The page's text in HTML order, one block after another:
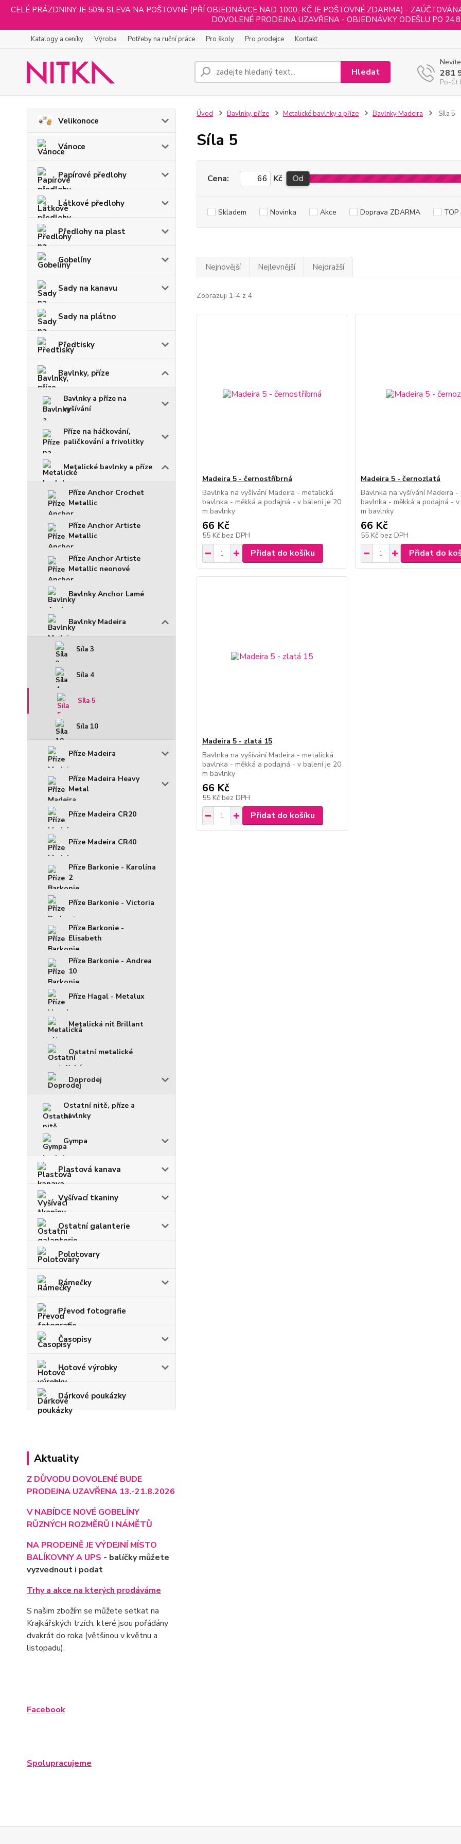
CELÉ PRÁZDNINY JE 50% SLEVA NA POŠTOVNÉ (PŘÍ OBJEDNÁVCE NAD 1000,-KČ JE POŠTOVNÉ ZDARMA) -
DOVOLENÉ PRODEJNA UZAVŘENA - OBJEDNÁVKY ODEŠLU PO
Katalogy a ceníky Výroba Potřeby na ruční práce Pro školy Pro prodejce Kontakt
Hledat 281
Po-Čt
Velikonoce
Vánoce
Papírové předlohy
Látkové předlohy
Předlohy na plast
Gobelíny
Sady na kanavu
Sady na plátno
Předtisky
Bavlnky, příze
Bavlnky a příze na
vyšívání
Příze na háčkování,
paličkování a frivolitky
Metalické bavlnky a příze
Příze Anchor Crochet
Metallic
Příze Anchor Artiste
Metallic
Příze Anchor Artiste
Metallic neonové
Bavlnky Anchor Lamé
Bavlnky Madeira
Síla 3
Síla 4
Síla 5
Síla 10
Příze Madeira
Příze Madeira Heavy
Metal
Příze Madeira CR20
Příze Madeira CR40
Příze Barkonie - Karolína
2
Příze Barkonie - Victoria
Příze Barkonie -
Elisabeth
Příze Barkonie - Andrea
10
Příze Hagal - Metalux
Metalická niť Brillant
Ostatní metalické
Doprodej
Ostatní nitě, příze a
bavlnky
Gympa
Plastová kanava
Vyšívací tkaniny
Ostatní galanterie
Polotovary
Rámečky
Převod fotografie
Časopisy
Hotové výrobky
Dárkové poukázky
Aktuality
Z DŮVODU DOVOLENÉ BUDE
PRODEJNA UZAVŘENA 13.-21.8.2026
V NABÍDCE NOVÉ GOBELÍNY
RŮZNÝCH ROZMĚRŮ I NÁMĚTŮ
NA PRODEJNĚ JE VÝDEJNÍ MÍSTO
BALÍKOVNY A UPS - balíčky můžete
vyzvednout i podat
Trhy a akce na kterých prodáváme
S našim zbožím se můžete setkat na
Krajkářských trzích, které jsou pořádány
dvakrát do roka (většinou v květnu a
listopadu).
Facebook
Spolupracujeme
Úvod Bavlnky, příze Metalické bavlnky a příze Bavlnky Madeira Síla 5
Síla 5
Cena: Kč Od
Skladem Novinka Akce Doprava ZDARMA
Nejnovější Nejlevnější Nejdražší
Zobrazuji 1-4 z 4
Madeira 5 - černostříbrná
Bavlnka na vyšívání Madeira - metalická
bavlnka - měkká a podajná - v balení je 20
m bavlnky
66 Kč
55 Kč bez DPH
Přidat do košíku
Madeira 5 - černozlatá
Bavlnka na vyšívání Madeira -
bavlnka - měkká a podajná -
m bavlnky
66 Kč
55 Kč bez DPH
Přidat do
Madeira 5 - zlatá 15
Bavlnka na vyšívání Madeira - metalická
bavlnka - měkká a podajná - v balení je 20
m bavlnky
66 Kč
55 Kč bez DPH
Přidat do košíku